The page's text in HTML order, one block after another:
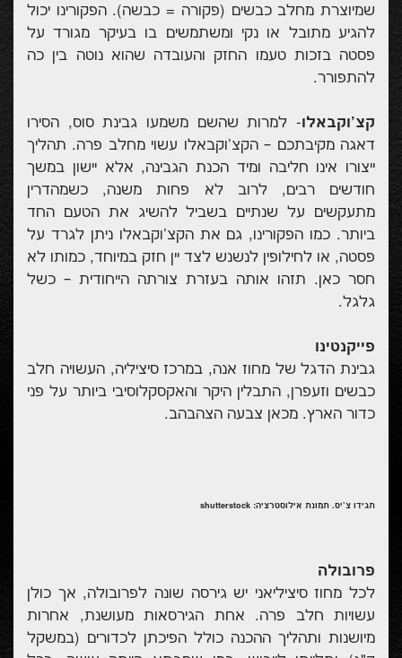
שמיוצרת מחלב כבשים (פקורה = כבשה). הפקורינו יכול
להגיע מתובל או נקי ומשתמשים בו בעיקר מגורד על
פסטה בזכות טעמו החזק והעובדה שהוא נוטה בין כה
להתפורר.
קצ'וקבאלו- למרות שהשם משמעו גבינת סוס, הסירו
דאגה מקיבתכם – הקצ'וקבאלו עשוי מחלב פרה. תהליך
ייצורו אינו חליבה ומיד הכנת הגבינה, אלא יישון במשך
חודשים רבים, לרוב לא פחות משנה, כשמהדרין
מתעקשים על שנתיים בשביל להשיג את הטעם החד
ביותר. כמו הפקורינו, גם את הקצ'וקבאלו ניתן לגרד על
פסטה, או לחילופין לנשנש לצד יין חזק במיוחד, כמותו לא
חסר כאן. תזהו אותה בעזרת צורתה הייחודית – כשל
גלגל.
פייקנטינו
גבינת הדגל של מחוז אנה, במרכז סיציליה, העשויה חלב
כבשים וזעפרן, התבלין היקר והאקסקלוסיבי ביותר על פני
כדור הארץ. מכאן צבעה הצהבהב.
תגידו צ'יס. תמונת אילוסטרציה: shutterstock
פרובולה
לכל מחוז סיציליאני יש גירסה שונה לפרובולה, אך כולן
עשויות חלב פרה. אחת הגירסאות מעושנת, אחרות
מיושנות ותהליך ההכנה כולל הפיכתן לכדורים (במשקל